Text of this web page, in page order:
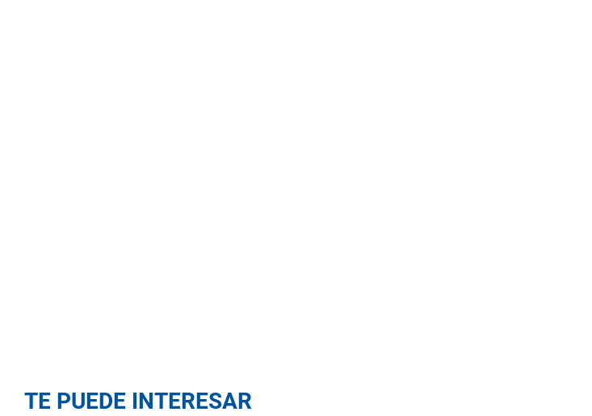
TE PUEDE INTERESAR